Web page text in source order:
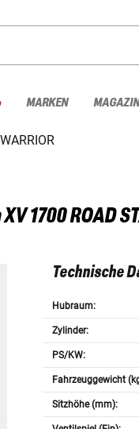
MARKEN MAGAZIN
XV 1700 ROAD
Technische
Hubraum:
Zylinder:
PS/KW:
Fahrzeuggewicht
Sitzhöhe (mm):